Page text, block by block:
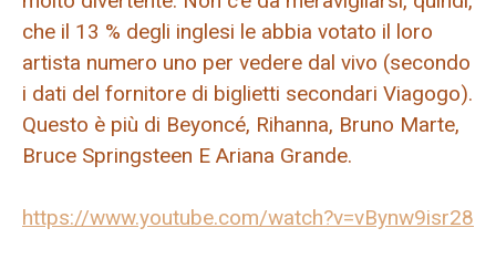
che il 13 % degli inglesi le abbia votato il loro
artista numero uno per vedere dal vivo (secondo
i dati del fornitore di biglietti secondari Viagogo).
Questo è più di Beyoncé, Rihanna, Bruno Marte,
Bruce Springsteen E Ariana Grande.
https://www.youtube.com/watch?v=vBynw9isr28